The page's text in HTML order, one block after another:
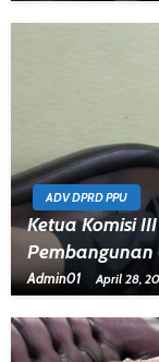
ADV DPRD PPU
Ketua Komisi
Pembangunan
Admin01 April 28,